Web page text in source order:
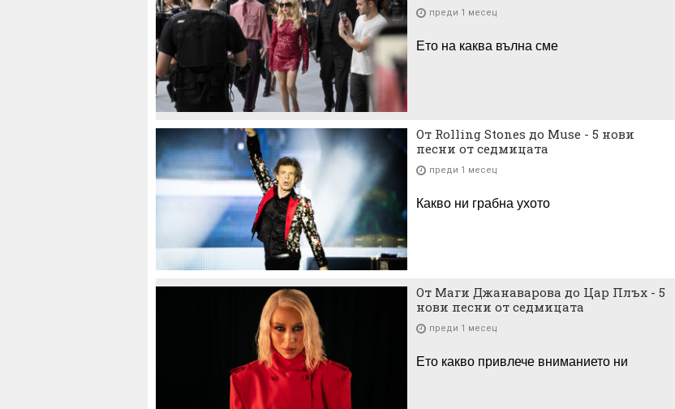
преди 1 месец
Ето на каква вълна сме
От Rolling Stones до Muse - 5 нови
песни от седмицата
преди 1 месец
Какво ни грабна ухото
От Маги Джанаварова до Цар Плъх - 5
нови песни от седмицата
преди 1 месец
Ето какво привлече вниманието ни